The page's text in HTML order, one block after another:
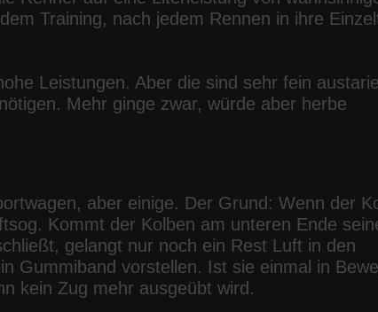
Training, nach jedem Rennen in ihre
Leistungen. Aber die sind sehr fein
Mehr ginge zwar, würde aber herbe
aber einige. Der Grund: Wenn der
Kommt der Kolben am unteren Ende
gelangt nur noch ein Rest Luft in den
Gummiband vorstellen. Ist sie einmal in
kein Zug mehr ausgeübt wird.